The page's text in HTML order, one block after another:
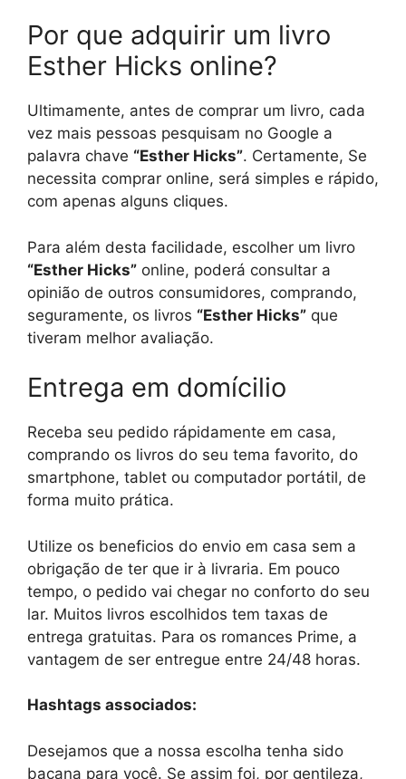
Por que adquirir um livro
Esther Hicks online?
Ultimamente, antes de comprar um livro, cada
vez mais pessoas pesquisam no Google a
palavra chave “Esther Hicks”. Certamente, Se
necessita comprar online, será simples e rápido,
com apenas alguns cliques.
Para além desta facilidade, escolher um livro
“Esther Hicks” online, poderá consultar a
opinião de outros consumidores, comprando,
seguramente, os livros “Esther Hicks” que
tiveram melhor avaliação.
Entrega em domícilio
Receba seu pedido rápidamente em casa,
comprando os livros do seu tema favorito, do
smartphone, tablet ou computador portátil, de
forma muito prática.
Utilize os beneficios do envio em casa sem a
obrigação de ter que ir à livraria. Em pouco
tempo, o pedido vai chegar no conforto do seu
lar. Muitos livros escolhidos tem taxas de
entrega gratuitas. Para os romances Prime, a
vantagem de ser entregue entre 24/48 horas.
Hashtags associados:
Desejamos que a nossa escolha tenha sido
bacana para você. Se assim foi, por gentileza,